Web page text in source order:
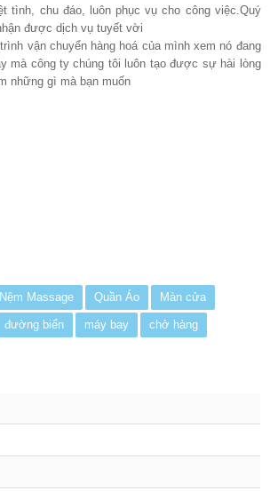
tình, chu đáo, luôn phục vụ cho công việc.Quý
được dịch vụ tuyết vời
vận chuyển hàng hoá của mình xem nó đang
mà công ty chúng tôi luôn tạo được sự hài lòng
những gì mà bạn muốn
Nệm Massage Quần Áo Màn cửa
đường biển máy bay chở hàng